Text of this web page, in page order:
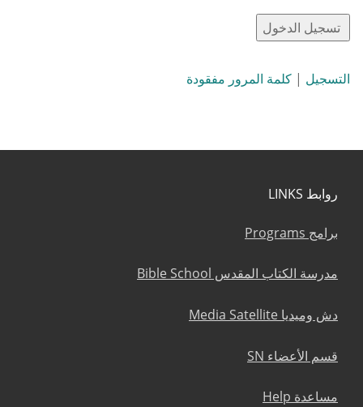
التسجيل | كلمة المرور مفقودة
روابط LINKS
برامج Programs
مدرسة الكتاب المقدس Bible School
دش وميديا Media Satellite
قسم الأعضاء SN
مساعدة Help